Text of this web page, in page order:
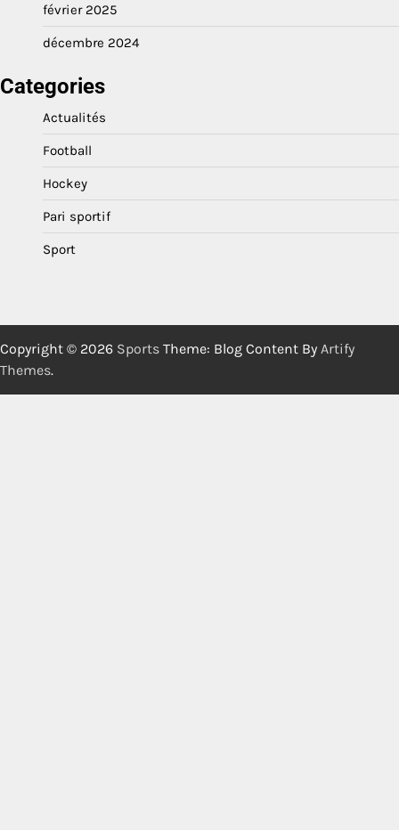
février 2025
décembre 2024
Categories
Actualités
Football
Hockey
Pari sportif
Sport
Copyright © 2026 Sports Theme: Blog Content By Artify
Themes.